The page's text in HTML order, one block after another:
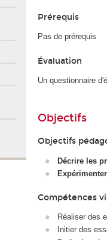
Prérequis
Pas de prérequis
Évaluation
Un questionnaire
Objectifs
Objectifs
Décrire les
Expérimenter
Compétences
Réaliser des
Initier des